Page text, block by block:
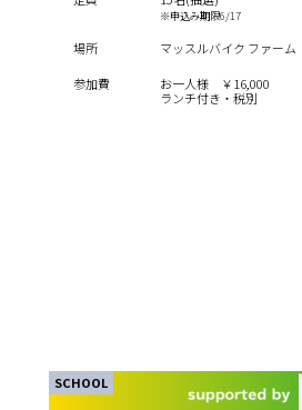
※申込み期限6/17
場所
マッスルバイク ファーム
参加費
お一人様 ￥16,000
ランチ付き・税別
SCHOOL